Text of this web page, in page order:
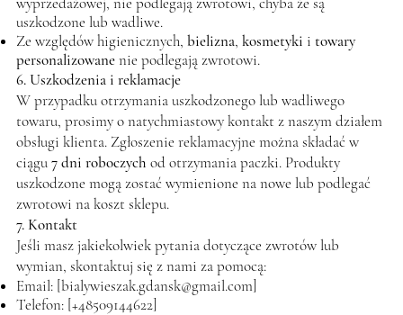
uszkodzone lub wadliwe.
Ze względów higienicznych, bielizna, kosmetyki i towary
personalizowanenie podlegają zwrotowi.
6. Uszkodzenia i reklamacje
W przypadku otrzymania uszkodzonego lub wadliwego
towaru, prosimy o natychmiastowy kontakt z naszym działem
obsługi klienta. Zgłoszenie reklamacyjne można składać w
ciągu7 dni roboczych od otrzymania paczki. Produkty
uszkodzone mogą zostać wymienione na nowe lub podlegać
zwrotowi na koszt sklepu.
7. Kontakt
Jeśli masz jakiekolwiek pytania dotyczące zwrotów lub
wymian, skontaktuj się z nami za pomocą:
Email: [bialywieszak.gdansk@gmail.com]
Telefon: [+48509144622]